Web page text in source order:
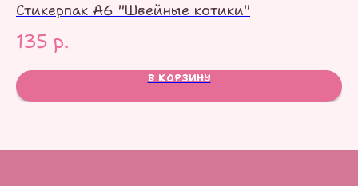
Стикерпак А6 "Швейные котики"
135 р.
В КОРЗИНУ